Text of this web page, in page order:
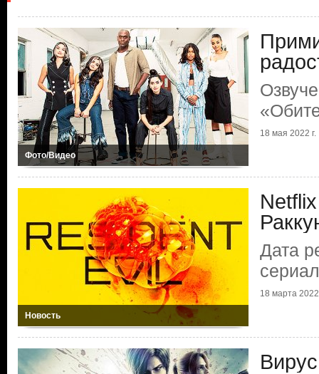
Фото/Видео
18 мая 2022 г.
Новость
Дата
18 марта 2022